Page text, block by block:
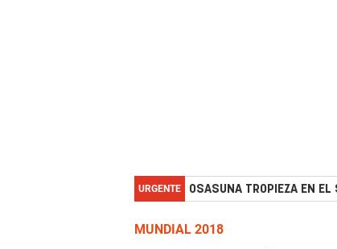
URGENTE OSASUNA TROPIEZA EN EL
MUNDIAL 2018